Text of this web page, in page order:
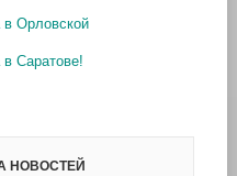
в Орловской
в Саратове!
НОВОСТЕЙ